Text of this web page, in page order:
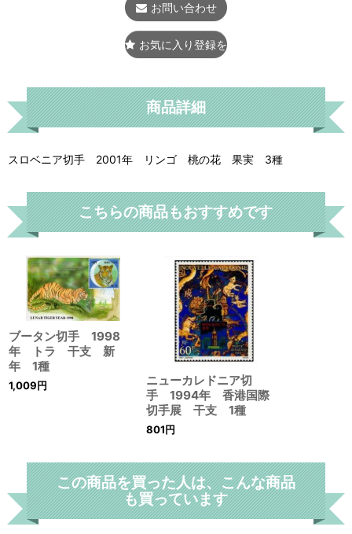
お問い合わせ
お気に入り登録をする
商品詳細
スロベニア切手 2001年 リンゴ 桃の花 果実 3種
こちらの商品もおすすめです
ブータン切手 1998
年 トラ 干支 新
年 1種
1,009円
ニューカレドニア切
手 1994年 香港国際
切手展 干支 1種
801円
この商品を買った人は、こんな商品
も買っています